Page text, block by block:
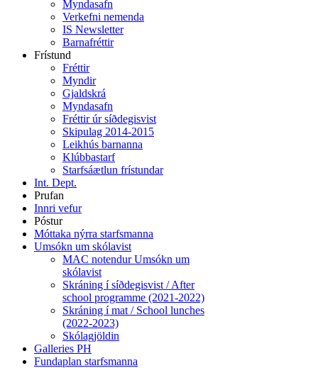
Myndasafn
Verkefni nemenda
IS Newsletter
Barnafréttir
Frístund
Fréttir
Myndir
Gjaldskrá
Myndasafn
Fréttir úr síðdegisvist
Skipulag 2014-2015
Leikhús barnanna
Klúbbastarf
Starfsáætlun frístundar
Int. Dept.
Prufan
Innri vefur
Póstur
Móttaka nýrra starfsmanna
Umsókn um skólavist
MAC notendur Umsókn um
skólavist
Skráning í síðdegisvist / After
school programme (2021-2022)
Skráning í mat / School lunches
(2022-2023)
Skólagjöldin
Galleries PH
Fundaplan starfsmanna